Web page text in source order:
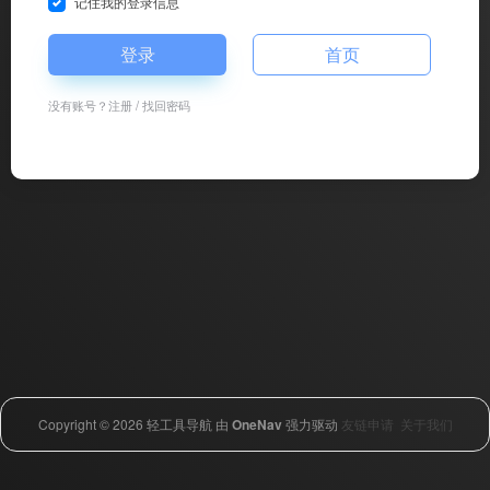
登录 首页
没有账号？注册/找回密码
Copyright © 2026 轻工具导航 由 OneNav强力驱动 友链申请 关于我们